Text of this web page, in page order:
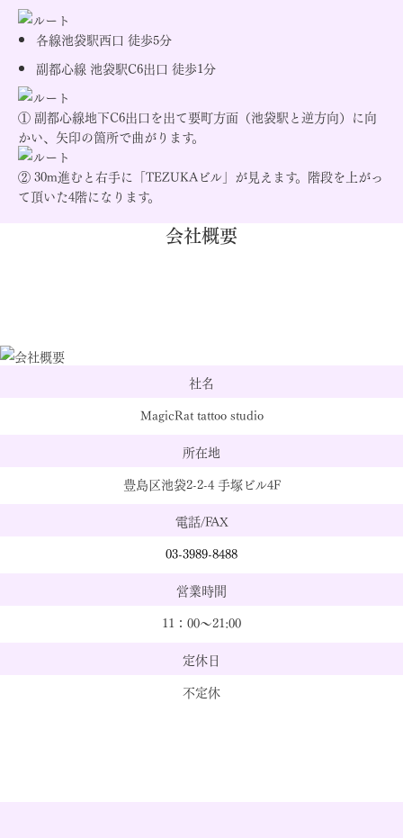
各線池袋駅西口 徒歩5分
副都心線 池袋駅C6出口 徒歩1分
① 副都心線地下C6出口を出て要町方面（池袋駅と逆方向）に向
かい、矢印の箇所で曲がります。
② 30m進むと右手に「TEZUKAビル」が見えます。階段を上がっ
て頂いた4階になります。
会社概要
社名
MagicRat tattoo studio
所在地
豊島区池袋2-2-4 手塚ビル4F
電話/FAX
03-3989-8488
営業時間
11：00～21:00
定休日
不定休